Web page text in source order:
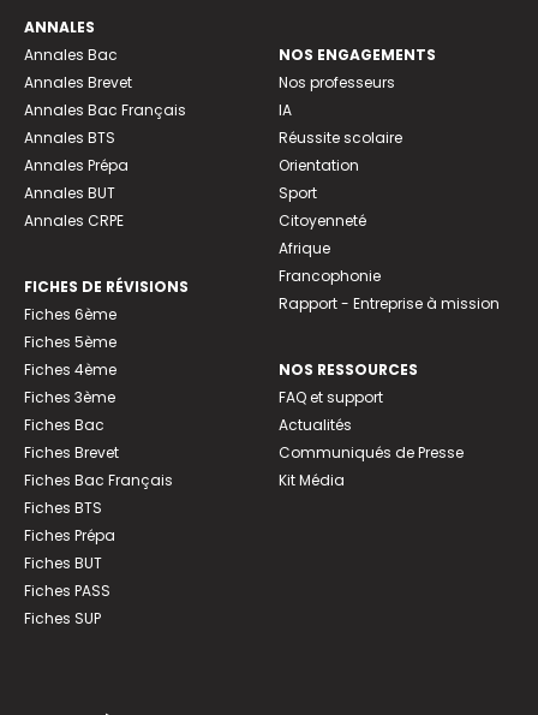
ANNALES
Annales Bac
Annales Brevet
Annales Bac Français
Annales BTS
Annales Prépa
Annales BUT
Annales CRPE
FICHES DE RÉVISIONS
Fiches 6ème
Fiches 5ème
Fiches 4ème
Fiches 3ème
Fiches Bac
Fiches Brevet
Fiches Bac Français
Fiches BTS
Fiches Prépa
Fiches BUT
Fiches PASS
Fiches SUP
NOS ENGAGEMENTS
Nos professeurs
IA
Réussite scolaire
Orientation
Sport
Citoyenneté
Afrique
Francophonie
Rapport - Entreprise à mission
NOS RESSOURCES
FAQ et support
Actualités
Communiqués de Presse
Kit Média